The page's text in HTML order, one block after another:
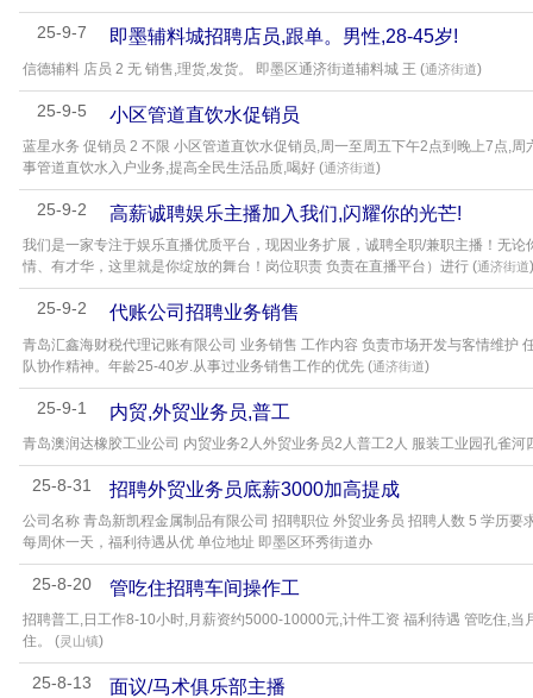
25-9-7 即墨辅料城招聘店员,跟单。男性,28-45岁!
信德辅料 店员 2 无 销售,理货,发货。 即墨区通济街道辅料城 王 (通济街道)
25-9-5 小区管道直饮水促销员
蓝星水务 促销员 2 不限 小区管道直饮水促销员,周一至周五下午2点到晚上7点,
事管道直饮水入户业务,提高全民生活品质,喝好 (通济街道)
25-9-2 高薪诚聘娱乐主播加入我们,闪耀你的光芒!
我们是一家专注于娱乐直播优质平台，现因业务扩展，诚聘全职/兼职主播！无
情、有才华，这里就是你绽放的舞台！岗位职责 负责在直播平台）进行 (通济街道)
25-9-2 代账公司招聘业务销售
青岛汇鑫海财税代理记账有限公司 业务销售 工作内容 负责市场开发与客情维护
队协作精神。年龄25-40岁.从事过业务销售工作的优先 (通济街道)
25-9-1 内贸,外贸业务员,普工
青岛澳润达橡胶工业公司 内贸业务2人外贸业务员2人普工2人 服装工业园孔雀河
25-8-31 招聘外贸业务员底薪3000加高提成
公司名称 青岛新凯程金属制品有限公司 招聘职位 外贸业务员 招聘人数 5 学历
每周休一天，福利待遇从优 单位地址 即墨区环秀街道办
25-8-20 管吃住招聘车间操作工
招聘普工,日工作8-10小时,月薪资约5000-10000元,计件工资 福利待遇 管吃住,
住。 (灵山镇)
25-8-13 面议/马术俱乐部主播